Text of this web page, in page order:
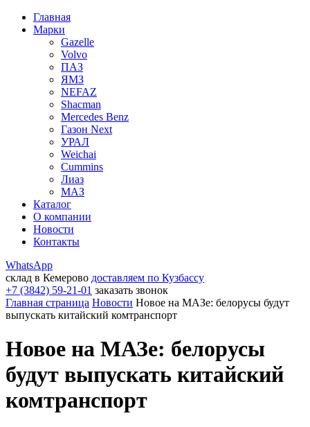
Главная
Марки
Gazelle
Volvo
ПАЗ
ЯМЗ
NEFAZ
Shacman
Mercedes Benz
Газон Next
УРАЛ
Weichai
Cummins
Лиаз
МАЗ
Каталог
О компании
Новости
Контакты
WhatsApp
склад в Кемерово доставляем по Кузбассу
+7 (3842) 59-21-01 заказать звонок
Главная страница Новости Новое на МАЗе: белорусы будут
выпускать китайский комтранспорт
Новое на МАЗе: белорусы
будут выпускать китайский
комтранспорт